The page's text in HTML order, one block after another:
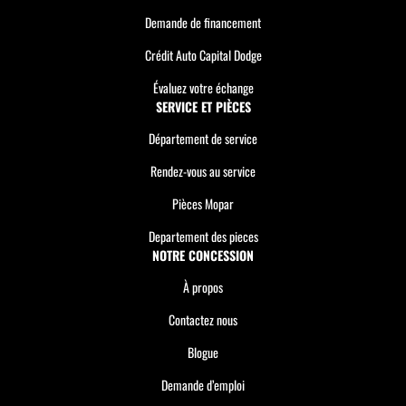
Demande de financement
Crédit Auto Capital Dodge
Évaluez votre échange
SERVICE ET PIÈCES
Département de service
Rendez-vous au service
Pièces Mopar
Departement des pieces
NOTRE CONCESSION
À propos
Contactez nous
Blogue
Demande d’emploi